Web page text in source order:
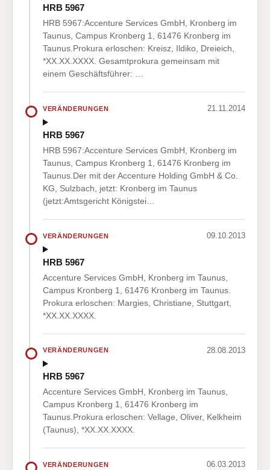
HRB 5967
HRB 5967:Accenture Services GmbH, Kronberg im
Taunus, Campus Kronberg 1, 61476 Kronberg im
Taunus.Prokura erloschen: Kreisz, Ildiko, Dreieich,
*XX.XX.XXXX. Gesamtprokura gemeinsam mit
einem Geschäftsführer: …
VERÄNDERUNGEN 21.11.2014
HRB 5967
HRB 5967:Accenture Services GmbH, Kronberg im
Taunus, Campus Kronberg 1, 61476 Kronberg im
Taunus.Der mit der Accenture Holding GmbH & Co.
KG, Sulzbach, jetzt: Kronberg im Taunus
(jetzt:Amtsgericht Königstei…
VERÄNDERUNGEN 09.10.2013
HRB 5967
Accenture Services GmbH, Kronberg im Taunus,
Campus Kronberg 1, 61476 Kronberg im Taunus.
Prokura erloschen: Margies, Christiane, Stuttgart,
*XX.XX.XXXX.
VERÄNDERUNGEN 28.08.2013
HRB 5967
Accenture Services GmbH, Kronberg im Taunus,
Campus Kronberg 1, 61476 Kronberg im
Taunus.Prokura erloschen: Vellage, Oliver, Kelkheim
(Taunus), *XX.XX.XXXX.
VERÄNDERUNGEN 06.03.2013